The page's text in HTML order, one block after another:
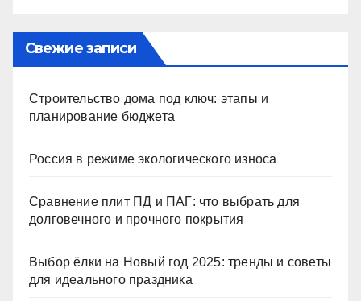
Свежие записи
Строительство дома под ключ: этапы и
планирование бюджета
Россия в режиме экологического износа
Сравнение плит ПД и ПАГ: что выбрать для
долговечного и прочного покрытия
Выбор ёлки на Новый год 2025: тренды и советы
для идеального праздника